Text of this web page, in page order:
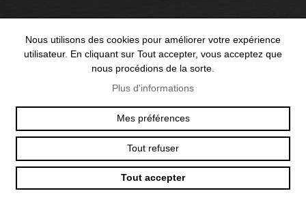
OFFICE@TEXUM.SWISS
T :+41 26 422 24 31
VY DES CHARETTES 7
CH - 1530 PAYERNE
© 2025 TEXUM SA. ALL RIGHTS RESERVED–POLITIQUE DE
Création
site
Nous utilisons des cookies pour améliorer votre expérience
utilisateur. En cliquant sur Tout accepter, vous acceptez que
nous procédions de la sorte.
Plus d'informations
Mes préférences
Tout refuser
Tout accepter